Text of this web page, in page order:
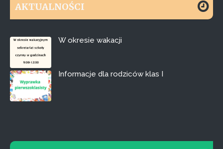
AKTUALNOŚCI
W okresie wakacji
Informacje dla rodziców klas I